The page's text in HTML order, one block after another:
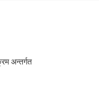
अन्तर्गत